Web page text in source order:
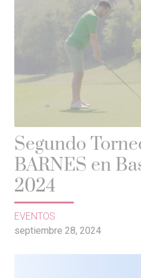
Segundo
BARNES en
2024
septiembre 28, 2024
EVENTOS